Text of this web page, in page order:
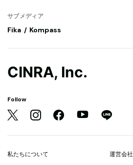
サブメディア
Fika Kompass
CINRA, Inc.
Follow
私たちについて 運営会社